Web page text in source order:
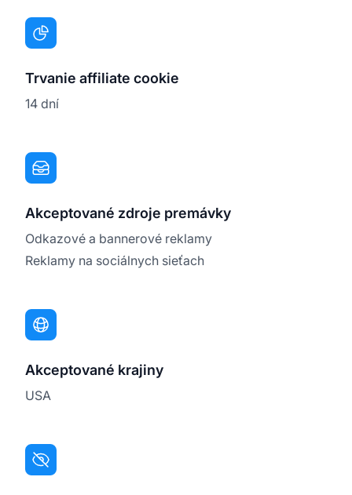
Trvanie affiliate cookie
14 dní
Akceptované zdroje premávky
Odkazové a bannerové reklamy
Reklamy na sociálnych sieťach
Akceptované krajiny
USA